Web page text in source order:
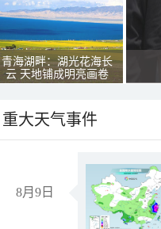
青海湖畔：湖光花海长
云 天地铺成明亮画卷
重大天气事件
8月9日